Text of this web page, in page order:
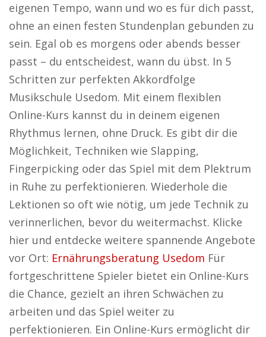
eigenen Tempo, wann und wo es für dich passt,
ohne an einen festen Stundenplan gebunden zu
sein. Egal ob es morgens oder abends besser
passt – du entscheidest, wann du übst. In 5
Schritten zur perfekten Akkordfolge
Musikschule Usedom. Mit einem flexiblen
Online-Kurs kannst du in deinem eigenen
Rhythmus lernen, ohne Druck. Es gibt dir die
Möglichkeit, Techniken wie Slapping,
Fingerpicking oder das Spiel mit dem Plektrum
in Ruhe zu perfektionieren. Wiederhole die
Lektionen so oft wie nötig, um jede Technik zu
verinnerlichen, bevor du weitermachst. Klicke
hier und entdecke weitere spannende Angebote
vor Ort: Ernährungsberatung Usedom Für
fortgeschrittene Spieler bietet ein Online-Kurs
die Chance, gezielt an ihren Schwächen zu
arbeiten und das Spiel weiter zu
perfektionieren. Ein Online-Kurs ermöglicht dir